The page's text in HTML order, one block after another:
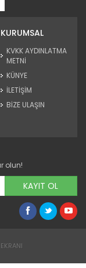
KURUMSAL
KVKK AYDINLATMA
METNİ
KÜNYE
İLETİŞİM
BİZE ULAŞIN
olun!
KAYIT OL